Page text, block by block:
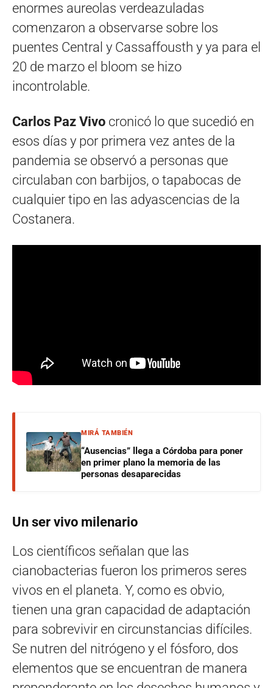
enormes aureolas verdeazuladas
comenzaron a observarse sobre los
puentes Central y Cassaffousth y ya para el
20 de marzo el bloom se hizo
incontrolable.
Carlos Paz Vivo cronicó lo que sucedió en
esos días y por primera vez antes de la
pandemia se observó a personas que
circulaban con barbijos, o tapabocas de
cualquier tipo en las adyascencias de la
Costanera.
MIRÁ TAMBIÉN
“Ausencias” llega a Córdoba para poner
en primer plano la memoria de las
personas desaparecidas
Un ser vivo milenario
Los científicos señalan que las
cianobacterias fueron los primeros seres
vivos en el planeta. Y, como es obvio,
tienen una gran capacidad de adaptación
para sobrevivir en circunstancias difíciles.
Se nutren del nitrógeno y el fósforo, dos
elementos que se encuentran de manera